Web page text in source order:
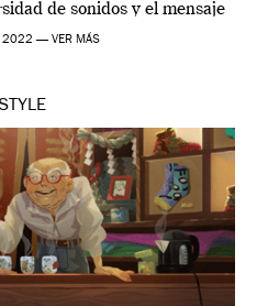
de sonidos y el mensaje
que […]
2022 — VER MÁS